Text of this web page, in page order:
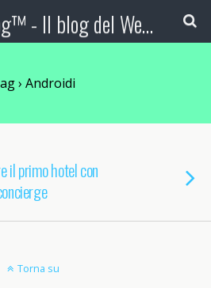
Booking Blog™ - Il blog del Web Marketing Turistico
› Androidi
il primo hotel con
Torna su